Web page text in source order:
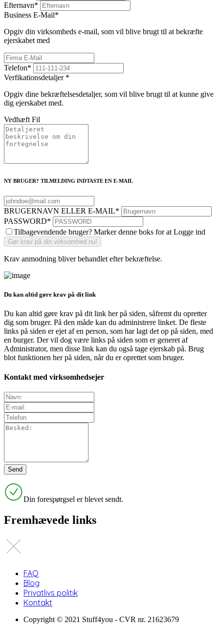
Efternavn*
Business E-Mail*
Opgiv din virksomheds e-mail, som vil blive brugt til at bekræfte
ejerskabet med
Telefon*
Verfikationsdetaljer *
Opgiv dine bekræftelsesdetaljer, som vil blive brugt til at kunne give
dig ejerskabet med.
Vedhæft Fil
NY BRUGER? TILMELDING INDTASTE EN E-MAIL
BRUGERNAVN ELLER E-MAIL*
PASSWORD*
Tilbagevendende bruger? Marker denne boks for at Logge ind
Krav anmodning bliver behandlet efter bekræftelse.
Du kan altid gøre krav på dit link
Du kan altid gøre krav på dit link her på siden, såfremt du opretter
dig som bruger. På den måde kan du administrere linket. De fleste
links på siden er ejet af en person, som har lagt det op på siden, med
en burger. Der vil dog være links på siden som er generet af
Administrator, men disse link kan du også tage ejerskab på. Brug
blot funktionen her på siden, når du er oprettet som bruger.
Kontakt med virksomhedsejer
Din forespørgsel er blevet sendt.
Fremhævede links
FAQ
Blog
Privatlivs politik
Kontakt
Copyright © 2021 Stuff4you - CVR nr. 21623679